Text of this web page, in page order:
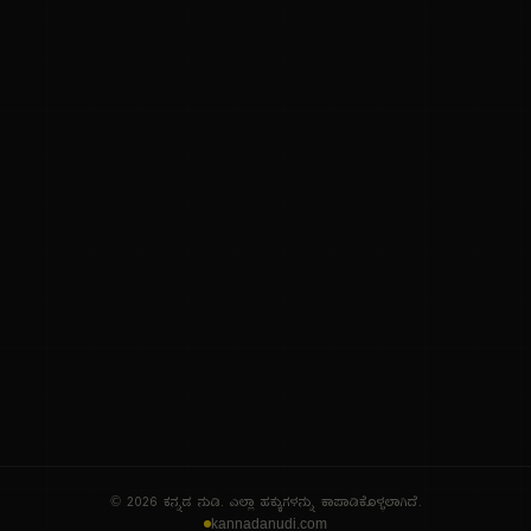
© 2026 ಕನ್ನಡ ನುಡಿ. ಎಲ್ಲಾ ಹಕ್ಕುಗಳನ್ನು ಕಾಪಾಡಿಕೊಳ್ಳಲಾಗಿದೆ.
kannadanudi.com